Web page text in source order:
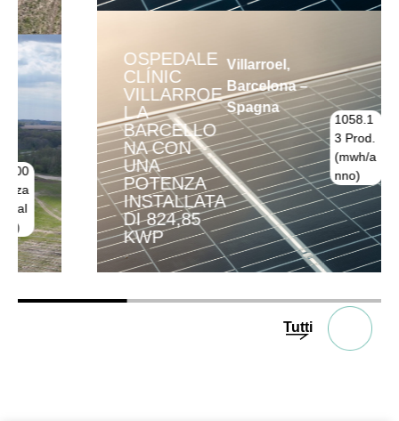
OSPEDALE
CLÍNIC
VILLARROE
BARCELLO
NA CON
UNA
POTENZA
INSTALLATA
DI 824,85
KWP
Villarroel,
Barcelona –
Spagna
1058.1
3 Prod.
(mwh/a
nno)
275.12
Di CO2
evitate
(tn)
Tutti